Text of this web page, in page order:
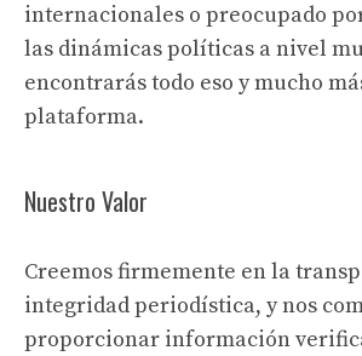
internacionales o preocupado
las dinámicas políticas a nivel
encontrarás todo eso y mucho
plataforma.
Nuestro Valor
Creemos firmemente en la
integridad periodística, y nos
proporcionar información